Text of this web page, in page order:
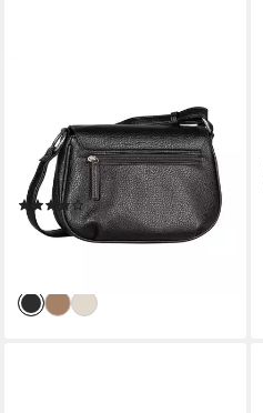
lässiger Look mit softem
Material und markantem
Metalldetail am Zipper
(1)
40,30 € UVP59,99 €